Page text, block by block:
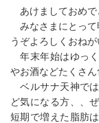
あけましておめで
みなさまにとって
うぞよろしくおねが
年末年始はゆっ
やお酒などたくさ
ベルサナ天神で
ど気になる方、、
短期で増えた脂肪